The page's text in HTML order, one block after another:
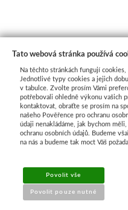
Průvodce nákupem
➔ Jak nakupovat
Tato webová stránka používá
Na těchto stránkách fungují
Jednotlivé typy cookies a jejich
v tabulce. Zvolte prosím Vámi
potřebovali ohledně výkonu vašich
kontaktovat, obraťte se prosím na
našeho Pověřence pro ochranu
údaji nenakládáme, jak bychom
ochranu osobních údajů. Budeme
na nás a budeme tak moct Váš
Povolit vše
Povolit pouze nutné